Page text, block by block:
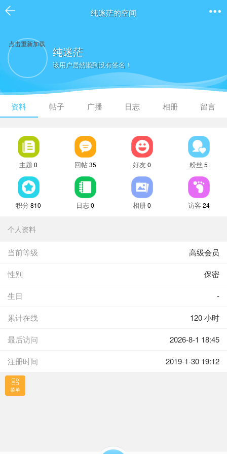
纯迷茫的空间
点击重新加载
纯迷茫
该用户居然懒到没有签名！
资料 帖子 广播 日志 相册 留言
主题 0 回帖 35 好友0 粉丝 5
积分 810 日志0 相册0 访客 24
个人资料
当前等级 高级会员
性别 保密
生日 -
累计在线 120 小时
最后访问 2026-8-1 18:45
注册时间 2019-1-30 19:12
菜单